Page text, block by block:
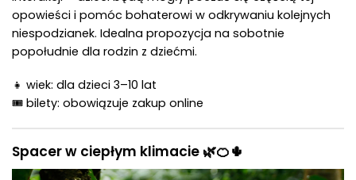
opowieści i pomóc bohaterowi w odkrywaniu kolejnych
niespodzianek. Idealna propozycja na sobotnie
popołudnie dla rodzin z dziećmi.
👧 wiek: dla dzieci 3–10 lat
🎟 bilety: obowiązuje zakup online
Spacer w ciepłym klimacie 🌿🍊🌵